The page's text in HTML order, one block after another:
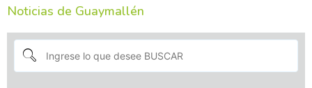
Noticias de Guaymallén